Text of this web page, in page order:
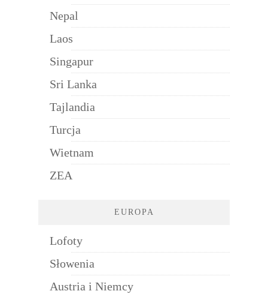
Nepal
Laos
Singapur
Sri Lanka
Tajlandia
Turcja
Wietnam
ZEA
EUROPA
Lofoty
Słowenia
Austria i Niemcy